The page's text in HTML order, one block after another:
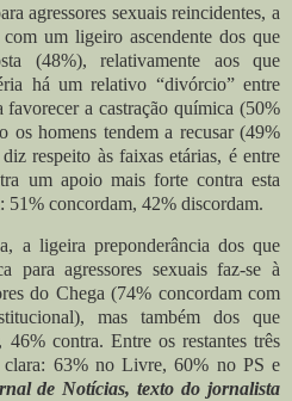
agressores sexuais reincidentes, a
um ligeiro ascendente dos que
(48%), relativamente aos que
há um relativo “divórcio” entre
favorecer a castração química (50%
os homens tendem a recusar (49%
respeito às faixas etárias, é entre
um apoio mais forte contra esta
51% concordam, 42% discordam.
a ligeira preponderância dos que
para agressores sexuais faz-se à
do Chega (74% concordam com
mas também dos que
contra. Entre os restantes três
clara: 63% no Livre, 60% no PS e
de Notícias, texto do jornalista